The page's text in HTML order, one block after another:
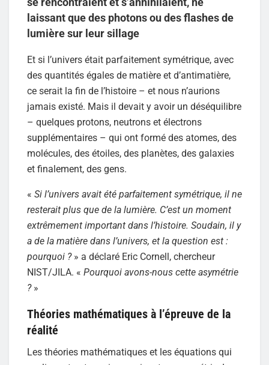
laissant que des photons ou des flashes de
lumière sur leur sillage
Et si l’univers était parfaitement symétrique, avec
des quantités égales de matière et d’antimatière,
ce serait la fin de l’histoire – et nous n’aurions
jamais existé. Mais il devait y avoir un déséquilibre
– quelques protons, neutrons et électrons
supplémentaires – qui ont formé des atomes, des
molécules, des étoiles, des planètes, des galaxies
et finalement, des gens.
« Si l’univers avait été parfaitement symétrique, il ne
resterait plus que de la lumière. C’est un moment
extrêmement important dans l’histoire. Soudain, il y
a de la matière dans l’univers, et la question est :
pourquoi ?» a déclaré Eric Cornell, chercheur
NIST/JILA. « Pourquoi avons-nous cette asymétrie
? »
Théories mathématiques à l’épreuve de la
réalité
Les théories mathématiques et les équations qui